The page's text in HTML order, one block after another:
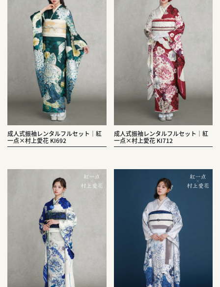
成人式振袖レンタルフルセット｜紅
一点×村上愛花 KI692
成人式振袖レンタルフルセット｜紅
一点×村上愛花 KI712